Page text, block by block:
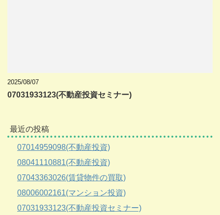
2025/08/07
07031933123(不動産投資セミナー)
最近の投稿
07014959098(不動産投資)
08041110881(不動産投資)
07043363026(賃貸物件の買取)
08006002161(マンション投資)
07031933123(不動産投資セミナー)